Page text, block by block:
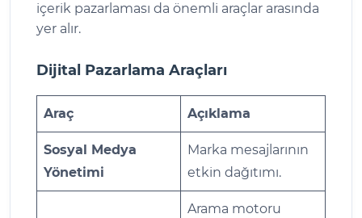
içerik pazarlaması da önemli araçlar arasında
yer alır.
Dijital Pazarlama Araçları
Araç Açıklama
Sosyal Medya
Yönetimi
Marka mesajlarının
etkin dağıtımı.
Arama motoru